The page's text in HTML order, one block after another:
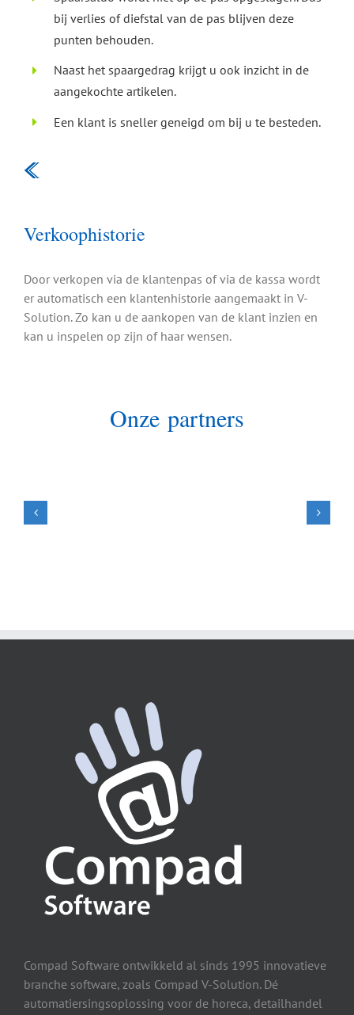
bij verlies of diefstal van de pas blijven deze
punten behouden.
Naast het spaargedrag krijgt u ook inzicht in de
aangekochte artikelen.
Een klant is sneller geneigd om bij u te besteden.
Verkoophistorie
Door verkopen via de klantenpas of via de kassa wordt
er automatisch een klantenhistorie aangemaakt in V-
Solution. Zo kan u de aankopen van de klant inzien en
kan u inspelen op zijn of haar wensen.
Onze partners
Compad Software ontwikkeld al sinds 1995 innovatieve
branche software, zoals Compad V-Solution. Dé
automatiersingsoplossing voor de horeca, detailhandel